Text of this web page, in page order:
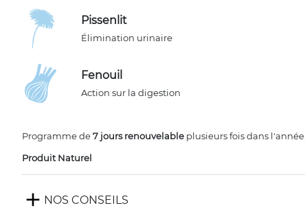
Pissenlit
Élimination urinaire
Fenouil
Action sur la digestion
Programme de7 jours renouvelable plusieurs fois dans l'année.
Produit Naturel
add NOS CONSEILS